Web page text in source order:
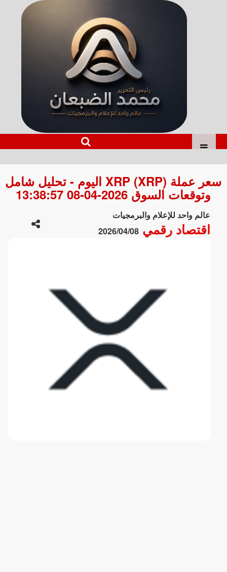
سعر عملة XRP (XRP) اليوم - تحليل شامل
وتوقعات السوق 2026-04-08 13:38:57
عالم واحد للإعلام والبرمجيات
اقتصاد رقمي2026/04/08